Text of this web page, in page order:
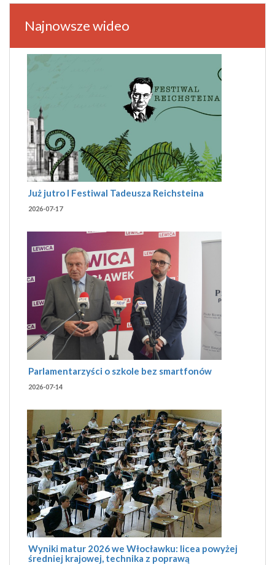
Najnowsze wideo
Już jutro I Festiwal Tadeusza Reichsteina
2026-07-17
Parlamentarzyści o szkole bez smartfonów
2026-07-14
Wyniki matur 2026 we Włocławku: licea powyżej
średniej krajowej, technika z poprawą